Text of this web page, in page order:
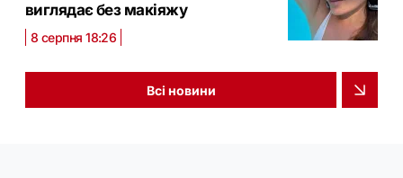
виглядає без макіяжу
8 серпня 18:26
Всі новини